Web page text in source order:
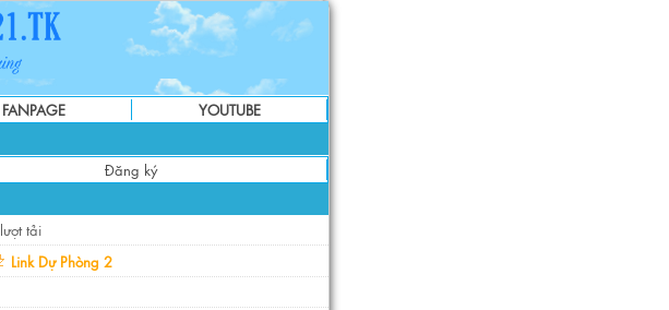
FANPAGE
YOUTUBE
Đăng ký
lượt tải
Link Dự Phòng 2